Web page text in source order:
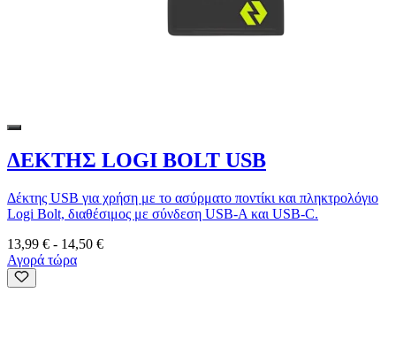
ΔΕΚΤΗΣ LOGI BOLT USB
Δέκτης USB για χρήση με το ασύρματο ποντίκι και πληκτρολόγιο
Logi Bolt, διαθέσιμος με σύνδεση USB-A και USB-C.
13,99 € - 14,50 €
Αγορά τώρα